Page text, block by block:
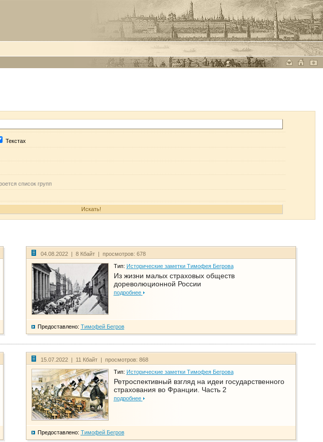
Текстах
список групп
04.08.2022 | 8 Кбайт | просмотров: 678
Тип: Исторические заметки Тимофея Бегрова
Из жизни малых страховых обществ
дореволюционной России
подробнее
Предоставлено: Тимофей Бегров
15.07.2022 | 11 Кбайт | просмотров: 868
Тип: Исторические заметки Тимофея Бегрова
Ретроспективный взгляд на идеи государственного
страхования во Франции. Часть 2
подробнее
Предоставлено: Тимофей Бегров